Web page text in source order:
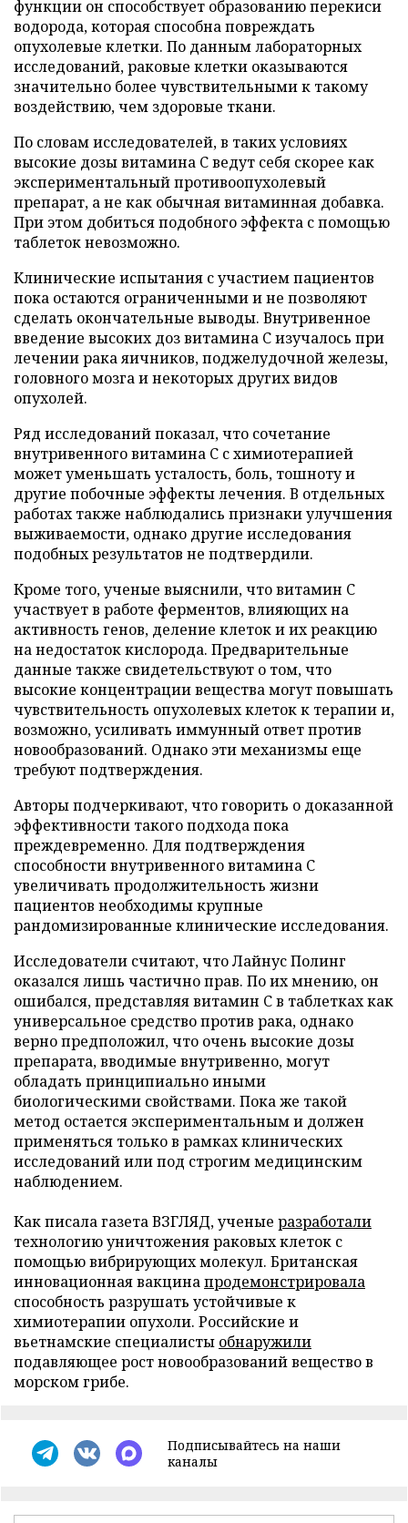
функции он способствует образованию перекиси
водорода, которая способна повреждать
опухолевые клетки. По данным лабораторных
исследований, раковые клетки оказываются
значительно более чувствительными к такому
воздействию, чем здоровые ткани.
По словам исследователей, в таких условиях
высокие дозы витамина C ведут себя скорее как
экспериментальный противоопухолевый
препарат, а не как обычная витаминная добавка.
При этом добиться подобного эффекта с помощью
таблеток невозможно.
Клинические испытания с участием пациентов
пока остаются ограниченными и не позволяют
сделать окончательные выводы. Внутривенное
введение высоких доз витамина C изучалось при
лечении рака яичников, поджелудочной железы,
головного мозга и некоторых других видов
опухолей.
Ряд исследований показал, что сочетание
внутривенного витамина C с химиотерапией
может уменьшать усталость, боль, тошноту и
другие побочные эффекты лечения. В отдельных
работах также наблюдались признаки улучшения
выживаемости, однако другие исследования
подобных результатов не подтвердили.
Кроме того, ученые выяснили, что витамин C
участвует в работе ферментов, влияющих на
активность генов, деление клеток и их реакцию
на недостаток кислорода. Предварительные
данные также свидетельствуют о том, что
высокие концентрации вещества могут повышать
чувствительность опухолевых клеток к терапии и,
возможно, усиливать иммунный ответ против
новообразований. Однако эти механизмы еще
требуют подтверждения.
Авторы подчеркивают, что говорить о доказанной
эффективности такого подхода пока
преждевременно. Для подтверждения
способности внутривенного витамина C
увеличивать продолжительность жизни
пациентов необходимы крупные
рандомизированные клинические исследования.
Исследователи считают, что Лайнус Полинг
оказался лишь частично прав. По их мнению, он
ошибался, представляя витамин C в таблетках как
универсальное средство против рака, однако
верно предположил, что очень высокие дозы
препарата, вводимые внутривенно, могут
обладать принципиально иными
биологическими свойствами. Пока же такой
метод остается экспериментальным и должен
применяться только в рамках клинических
исследований или под строгим медицинским
наблюдением.
Как писала газета ВЗГЛЯД, ученые разработали
технологию уничтожения раковых клеток с
помощью вибрирующих молекул. Британская
инновационная вакцинапродемонстрировала
способность разрушать устойчивые к
химиотерапии опухоли. Российские и
вьетнамские специалисты обнаружили
подавляющее рост новообразований вещество в
морском грибе.
Подписывайтесь на наши
каналы